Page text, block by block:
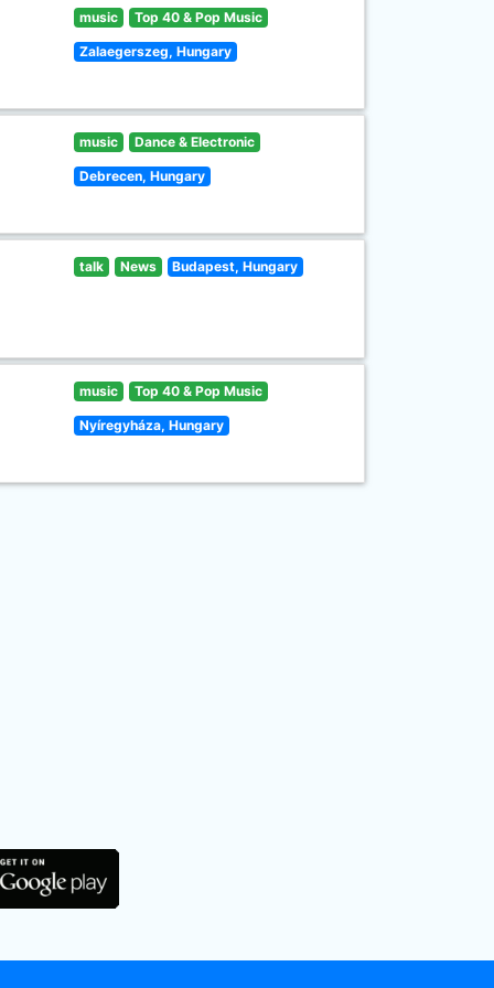
music Top 40 & Pop Music
Zalaegerszeg, Hungary
music Dance & Electronic
Debrecen, Hungary
talk News Budapest, Hungary
music Top 40 & Pop Music
Nyíregyháza, Hungary